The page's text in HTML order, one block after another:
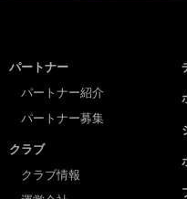
パートナー
パートナー紹介
パートナー募集
クラブ
クラブ情報